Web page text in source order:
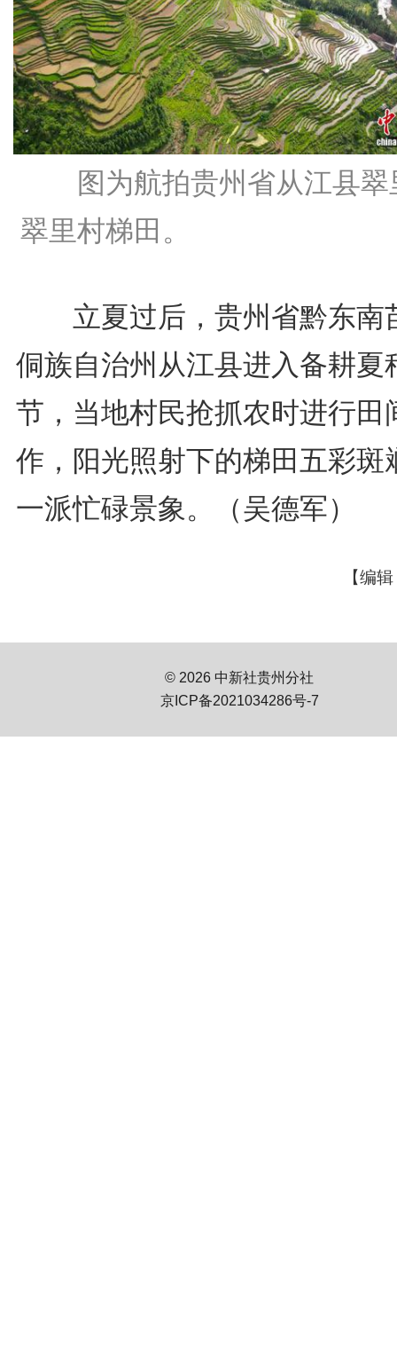
图为航拍贵州省从江县翠
翠里村梯田。
立夏过后，贵州省黔东南
侗族自治州从江县进入备耕夏
节，当地村民抢抓农时进行田
作，阳光照射下的梯田五彩斑
一派忙碌景象。（吴德军）
【编
© 2026 中新社贵州分社
京ICP备2021034286号-7